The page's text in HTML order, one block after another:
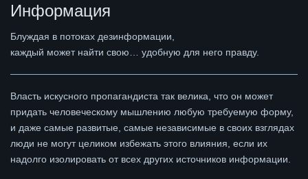
Информация
Блуждая в потоках дезинформации,
каждый может найти свою… удобную для него правду.
Власть искусного пропагандиста так велика, что он может
придать человеческому мышлению любую требуемую форму,
и даже самые развитые, самые независимые в своих взглядах
люди не могут целиком избежать этого влияния, если их
надолго изолировать от всех других источников информации.